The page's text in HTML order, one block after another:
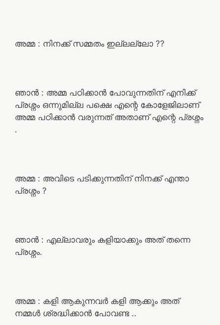
അമ്മ : നിനക്ക് സമ്മതം ഇല്ലല്ലോ ??
ഞാൻ : അമ്മ പഠിക്കാൻ പോവുന്നതിന് എനിക്ക്
പ്രശ്നം ഒന്നുമില്ല പക്ഷെ എന്റെ കോളേജിലാണ്
അമ്മ പഠിക്കാൻ വരുന്നത് അതാണ് എന്റെ പ്രശ്നം
.
അമ്മ : അവിടെ പടിക്കുന്നതിന് നിനക്ക് എന്താ
പ്രശ്നം ?
ഞാൻ : എല്ലാവരും കളിയാക്കും അത് തന്നെ
പ്രശ്നം.
അമ്മ : കളി ആകുന്നവർ കളി ആക്കും അത്
നമ്മൾ ശ്രദ്ധിക്കാൻ പോവണ്ട ..